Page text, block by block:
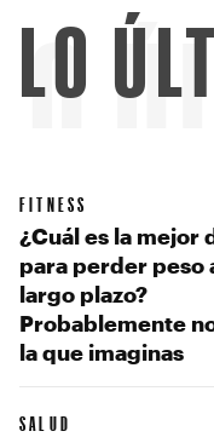
LO
FITNESS
¿Cuál es la mejor
para perder peso
largo plazo?
Probablemente
la que imaginas
SALUD